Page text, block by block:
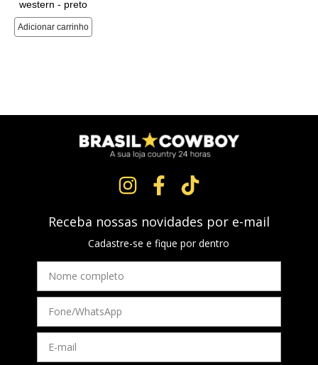
Receba nossas novidades por e-mail
Cadastre-se e fique por dentro